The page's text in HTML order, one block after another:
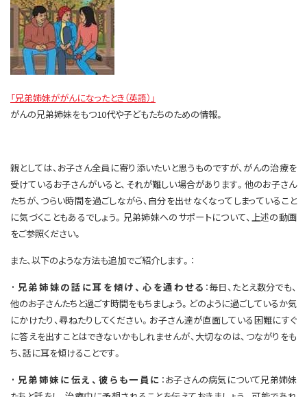
「兄弟姉妹ががんになったとき（英語）」
がんの兄弟姉妹をもつ10代や子どもたちのための情報。
親としては、お子さん全員に寄り添いたいと思うものですが、がんの治療を
受けているお子さんがいると、それが難しい場合があります。他のお子さん
たちが、つらい時間を過ごしながら、自分を出せなくなってしまっていること
に気づくこともあるでしょう。兄弟姉妹へのサポートについて、上述の動画
をご参照ください。
また、以下のような方法も追加でご紹介します。：
·兄弟姉妹の話に耳を傾け、心を通わせる ：毎日、たとえ数分でも、
他のお子さんたちと過ごす時間をもちましょう。どのように過ごしているか気
にかけたり、尋ねたりしてください。お子さん達が直面している困難にすぐ
に答えを出すことはできないかもしれませんが、大切なのは、つながりをも
ち、話に耳を傾けることです。
·兄弟姉妹に伝え、彼らも一員に ：お子さんの病気について兄弟姉妹